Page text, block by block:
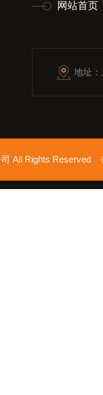
网站首页
地址
All Rights Reserved